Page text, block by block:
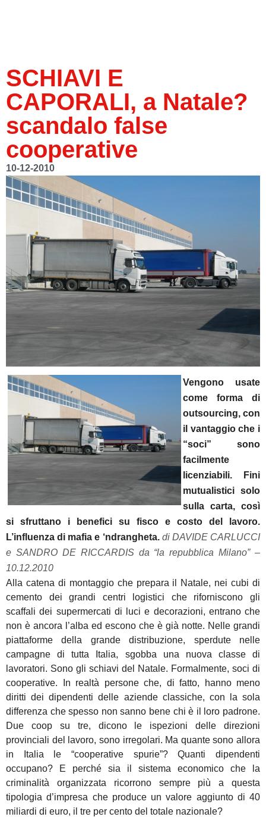
SCHIAVI E
CAPORALI, a Natale?
scandalo false
cooperative
10-12-2010
Vengono usate
come forma di
outsourcing, con
il vantaggio che i
“soci” sono
facilmente
licenziabili. Fini
mutualistici solo
sulla carta, così
si sfruttano i benefici su fisco e costo del lavoro.
L’influenza di mafia e ‘ndrangheta. di DAVIDE CARLUCCI
e SANDRO DE RICCARDIS da “la repubblica Milano” –
10.12.2010
Alla catena di montaggio che prepara il Natale, nei cubi di
cemento dei grandi centri logistici che riforniscono gli
scaffali dei supermercati di luci e decorazioni, entrano che
non è ancora l’alba ed escono che è già notte. Nelle grandi
piattaforme della grande distribuzione, sperdute nelle
campagne di tutta Italia, sgobba una nuova classe di
lavoratori. Sono gli schiavi del Natale. Formalmente, soci di
cooperative. In realtà persone che, di fatto, hanno meno
diritti dei dipendenti delle aziende classiche, con la sola
differenza che spesso non sanno bene chi è il loro padrone.
Due coop su tre, dicono le ispezioni delle direzioni
provinciali del lavoro, sono irregolari. Ma quante sono allora
in Italia le “cooperative spurie”? Quanti dipendenti
occupano? E perché sia il sistema economico che la
criminalità organizzata ricorrono sempre più a questa
tipologia d’impresa che produce un valore aggiunto di 40
miliardi di euro, il tre per cento del totale nazionale?